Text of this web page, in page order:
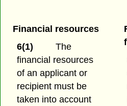
Financial resources
6(1)
The
financial resources
of an applicant or
recipient must be
taken into account